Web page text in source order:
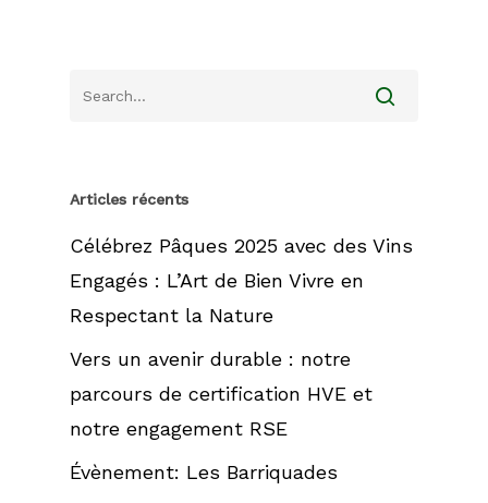
Articles récents
Célébrez Pâques 2025 avec des Vins
Engagés : L’Art de Bien Vivre en
Respectant la Nature
Vers un avenir durable : notre
parcours de certification HVE et
notre engagement RSE
Évènement: Les Barriquades
Accueil
Biologique
Château La Caderie
Expression
Authentique
Boutique
Contact
BLOG